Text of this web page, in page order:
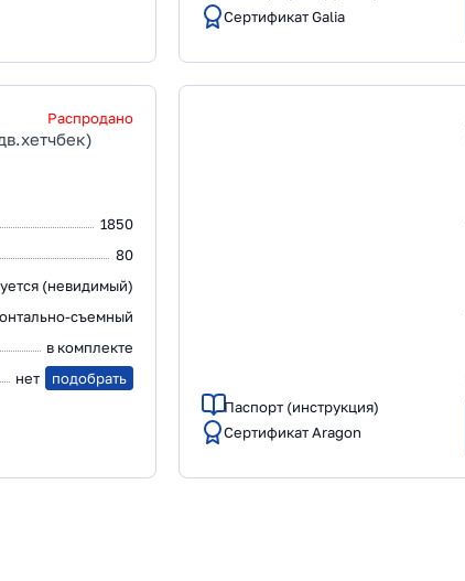
Сертификат Galia
Распродано
1850
80
(невидимый)
съемный
в комплекте
нет подобрать
Паспорт (инструкция)
Сертификат Aragon